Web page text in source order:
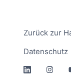
Zurück zur
Datenschutz